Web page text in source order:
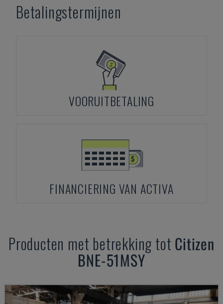
Betalingstermijnen
VOORUITBETALING
FINANCIERING VAN ACTIVA
Producten met betrekking tot Citizen
BNE-51MSY